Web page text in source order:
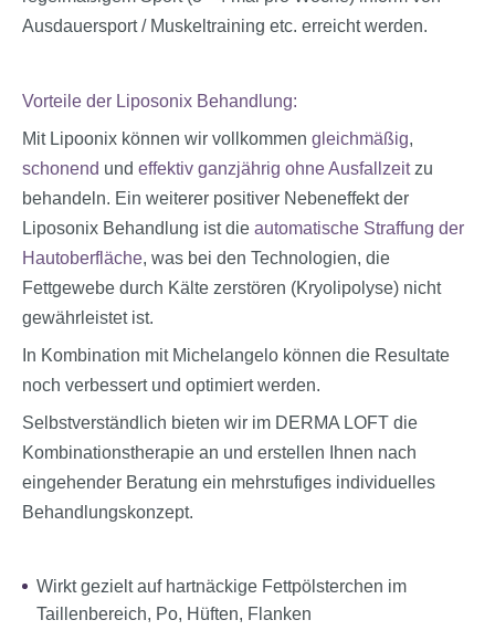
Ausdauersport / Muskeltraining etc. erreicht werden.
Vorteile der Liposonix Behandlung:
Mit Lipoonix können wir vollkommen gleichmäßig,
schonend und effektiv ganzjährig ohne Ausfallzeitzu
behandeln. Ein weiterer positiver Nebeneffekt der
Liposonix Behandlung ist die automatische Straffung der
Hautoberfläche, was bei den Technologien, die
Fettgewebe durch Kälte zerstören (Kryolipolyse) nicht
gewährleistet ist.
In Kombination mit Michelangelo können die Resultate
noch verbessert und optimiert werden.
Selbstverständlich bieten wir im DERMA LOFT die
Kombinationstherapie an und erstellen Ihnen nach
eingehender Beratung ein mehrstufiges individuelles
Behandlungskonzept.
Wirkt gezielt auf hartnäckige Fettpölsterchen im
Taillenbereich, Po, Hüften, Flanken